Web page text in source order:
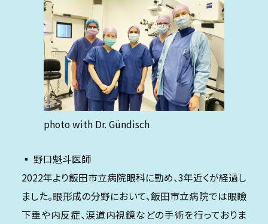
photo with Dr. Gündisch
▪️ 野口魁斗医師
2022年より飯田市立病院眼科に勤め、3年近くが経過し
ました。眼形成の分野において、飯田市立病院では眼瞼
下垂や内反症、涙道内視鏡などの手術を行っておりま